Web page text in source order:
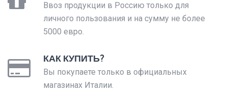
Ввоз продукции в Россию только для
личного пользования и на сумму не более
5000 евро.
КАК КУПИТЬ?
Вы покупаете только в официальных
магазинах Италии.